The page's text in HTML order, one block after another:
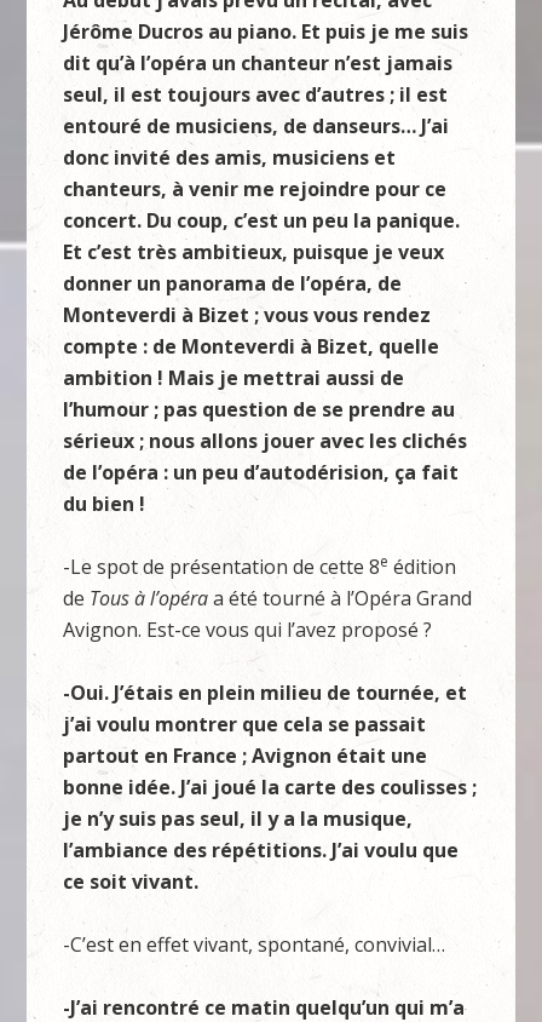
Jérôme Ducros au piano. Et puis je me suis
dit qu’à l’opéra un chanteur n’est jamais
seul, il est toujours avec d’autres ; il est
entouré de musiciens, de danseurs… J’ai
donc invité des amis, musiciens et
chanteurs, à venir me rejoindre pour ce
concert. Du coup, c’est un peu la panique.
Et c’est très ambitieux, puisque je veux
donner un panorama de l’opéra, de
Monteverdi à Bizet ; vous vous rendez
compte : de Monteverdi à Bizet, quelle
ambition ! Mais je mettrai aussi de
l’humour ; pas question de se prendre au
sérieux ; nous allons jouer avec les clichés
de l’opéra : un peu d’autodérision, ça fait
du bien !
-Le spot de présentation de cette 8e édition
de Tous à l’opéraa été tourné à l’Opéra Grand
Avignon. Est-ce vous qui l’avez proposé ?
-Oui. J’étais en plein milieu de tournée, et
j’ai voulu montrer que cela se passait
partout en France ; Avignon était une
bonne idée. J’ai joué la carte des coulisses ;
je n’y suis pas seul, il y a la musique,
l’ambiance des répétitions. J’ai voulu que
ce soit vivant.
-C’est en effet vivant, spontané, convivial…
-J’ai rencontré ce matin quelqu’un qui m’a